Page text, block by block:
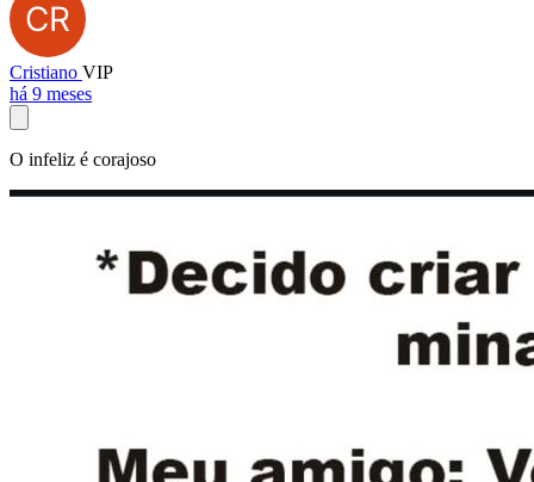
Cristiano VIP
há 9 meses
O infeliz é corajoso